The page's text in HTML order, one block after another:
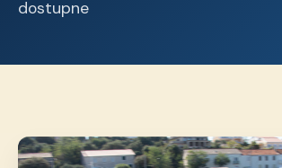
dostupne